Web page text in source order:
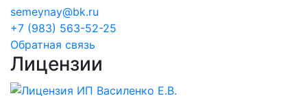
semeynay@bk.ru
+7 (983) 563-52-25
Обратная связь
Лицензии